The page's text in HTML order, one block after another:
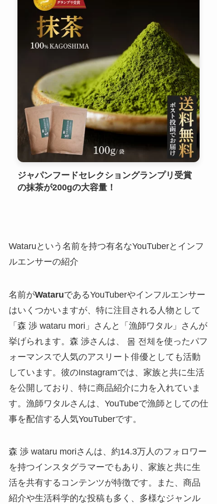
ジャパンフードセレクショングランプリ受賞
の抹茶が200gの大容量！
Wataruという名前を持つ有名なYouTuberとインフ
ルエンサーの紹介
名前がWataruであるYouTuberやインフルエンサー
はいくつかいますが、特に注目される人物として
「森 渉 wataru mori」さんと「漁師ワタル」さんが
挙げられます。森 渉さんは、 몸 전체を使ったパフ
ォーマンスで人気のアスリート俳優としても活動
しています。彼のInstagramでは、家族と共に生活
を公開しており、特に商品紹介に力を入れていま
す。漁師ワタルさんは、YouTubeで漁師としての仕
事を配信する人気YouTuberです。
森 渉 wataru moriさんは、約14.3万人のフォロワー
を持つインスタグラマーでもあり、家族と共に生
活を共有するコンテンツが特徴です。また、商品
紹介や生活科学的な投稿も多く、多様なジャンル